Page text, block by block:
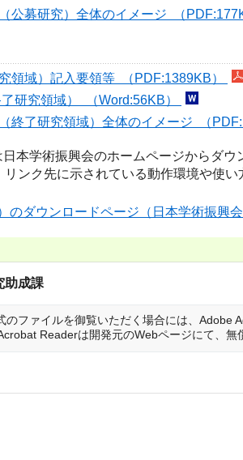
公募研究）全体のイメージ （
領域）記入要領等 （PDF:1389KB）
研究領域） （Word:56KB）
終了研究領域）全体のイメージ （
本学術振興会のホームページからダウ
ンク先に示されている動作環境や使い
のダウンロードページ（日本学術振興
助成課
のファイルを御覧いただく場合には、Adobe
Readerは開発元のWebページにて、無